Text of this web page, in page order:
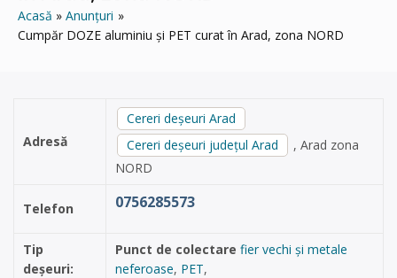
Acasă
Anunțuri
Cumpăr DOZE aluminiu și PET curat în Arad, zona NORD
Adresă
Cereri deșeuri Arad
Cereri deșeuri județul Arad
, Arad zona
NORD
Telefon 0756285573
Tip
deșeuri:
Punct de colectare fier vechi și metale
neferoase, PET,